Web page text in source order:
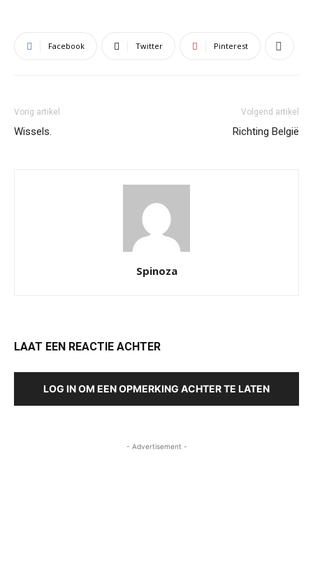
Facebook Twitter Pinterest
Vorig artikel
Wissels.
Volgend artikel
Richting België
Spinoza
LAAT EEN REACTIE ACHTER
LOG IN OM EEN OPMERKING ACHTER TE LATEN
- Advertisement -